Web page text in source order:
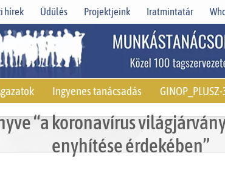
hírek Üdülés Projektjeink Iratmintatár
Ingyenes tanácsadás
“a koronavírus
enyhítése érdekében”